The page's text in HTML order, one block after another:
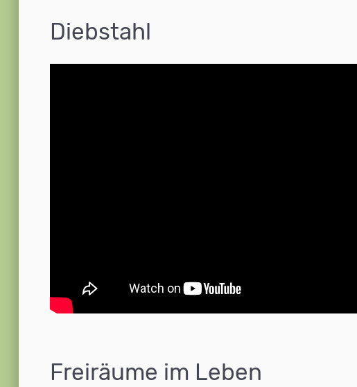
Diebstahl
Freiräume im Leben